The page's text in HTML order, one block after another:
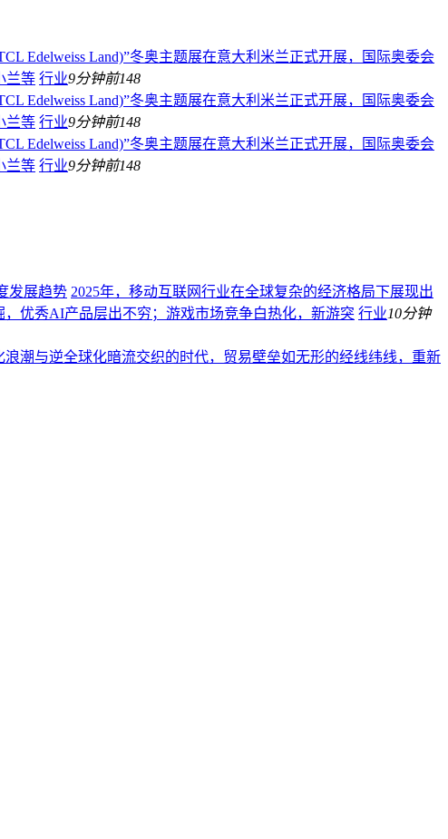
Edelweiss Land)”冬奥主题展在意大利米兰正式开展，国际奥委会
兰等 行业9分钟前148
Edelweiss Land)”冬奥主题展在意大利米兰正式开展，国际奥委会
兰等 行业9分钟前148
Edelweiss Land)”冬奥主题展在意大利米兰正式开展，国际奥委会
兰等 行业9分钟前148
发展趋势 2025年，移动互联网行业在全球复杂的经济格局下展现出
优秀AI产品层出不穷；游戏市场竞争白热化，新游突 行业10分钟
潮与逆全球化暗流交织的时代，贸易壁垒如无形的经线纬线，重新